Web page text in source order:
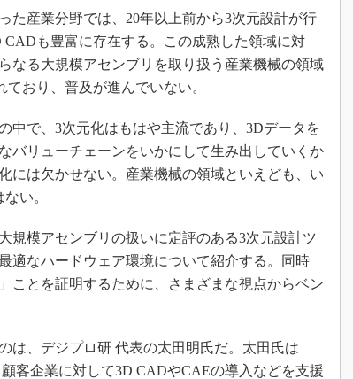
インダストリー4.0
イノベーション
植物工場
知財マネジメント
制御セキュリティ
新型コロナへの対応
産業分野では、20年以上前から3次元設計が行
も豊富に存在する。この成熟した領域に対
なる大規模アセンブリを取り扱う産業機械の領域
おり、普及が進んでいない。
で、3次元化はもはや主流であり、3Dデータを
バリューチェーンをいかにして生み出していくか
には欠かせない。産業機械の領域といえども、い
い。
模アセンブリの扱いに定評のある3次元設計ツ
適なハードウェア環境について紹介する。同時
ことを証明するために、さまざまな視点からベン
、デジプロ研 代表の太田明氏だ。太田氏は
客企業に対して3D CADやCAEの導入などを支援